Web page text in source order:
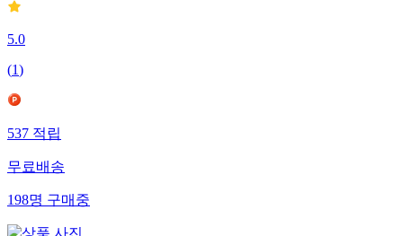
5.0
(1)
537적립
무료배송
198명구매중